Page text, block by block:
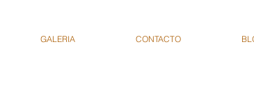
GALERIA CONTACTO